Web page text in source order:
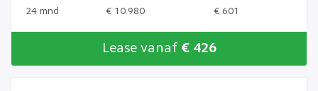
24 mnd
€ 10.980 € 601
Lease vanaf € 426